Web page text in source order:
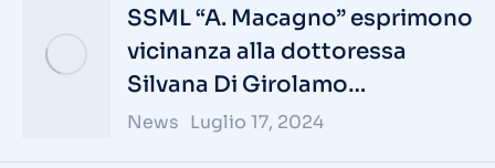
SSML “A. Macagno” esprimono
vicinanza alla dottoressa
Silvana Di Girolamo…
News Luglio 17, 2024